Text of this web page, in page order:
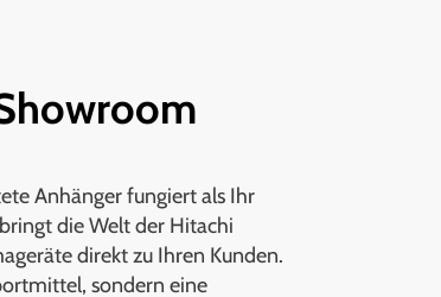
Anhänger fungiert als Ihr
die Welt der Hitachi
direkt zu Ihren Kunden.
sondern eine